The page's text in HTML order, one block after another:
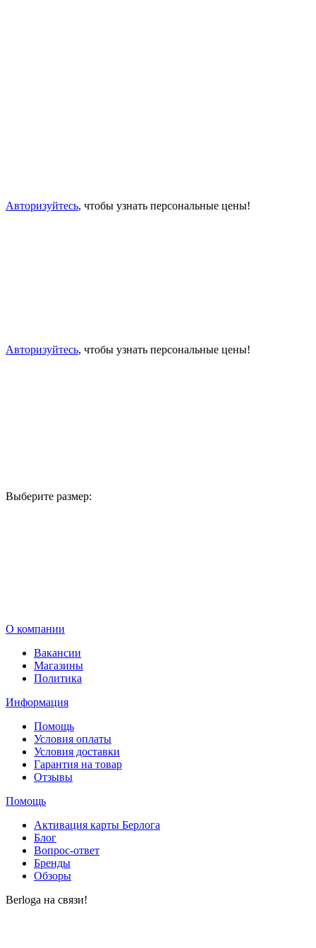
Авторизуйтесь, чтобы узнать персональные цены!
Авторизуйтесь, чтобы узнать персональные цены!
Выберите размер:
О компании
Вакансии
Магазины
Политика
Информация
Помощь
Условия оплаты
Условия доставки
Гарантия на товар
Отзывы
Помощь
Активация карты Берлога
Блог
Вопрос-ответ
Бренды
Обзоры
Berloga на связи!